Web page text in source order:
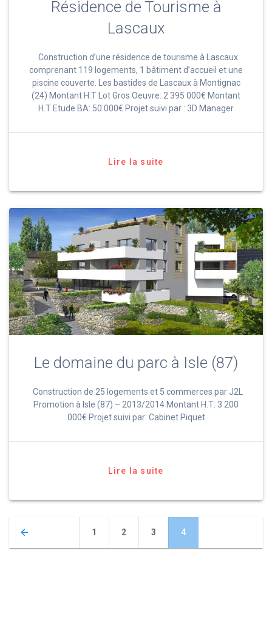
Résidence de Tourisme à
Lascaux
Construction d’une résidence de tourisme à Lascaux
comprenant 119 logements, 1 bâtiment d’accueil et une
piscine couverte. Les bastides de Lascaux à Montignac
(24) Montant H.T Lot Gros Oeuvre: 2 395 000€ Montant
H.T Etude BA: 50 000€ Projet suivi par : 3D Manager
Lire la suite
Le domaine du parc à Isle (87)
Construction de 25 logements et 5 commerces par J2L
Promotion à Isle (87) – 2013/2014 Montant H.T: 3 200
000€ Projet suivi par: Cabinet Piquet
Lire la suite
Navigation
des
Page
1 Page
2 Page
3 Page
4